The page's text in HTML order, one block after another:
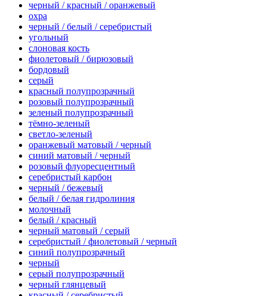
черный / красный / оранжевый
охра
черный / белый / серебристый
угольный
слоновая кость
фиолетовый / бирюзовый
бордовый
серый
красный полупрозрачный
розовый полупрозрачный
зеленый полупрозрачный
тёмно-зеленый
светло-зеленый
оранжевый матовый / черный
синий матовый / черный
розовый флуоресцентный
серебристый карбон
черный / бежевый
белый / белая гидролиния
молочный
белый / красный
черный матовый / серый
серебристый / фиолетовый / черный
синий полупрозрачный
черный
серый полупрозрачный
черный глянцевый